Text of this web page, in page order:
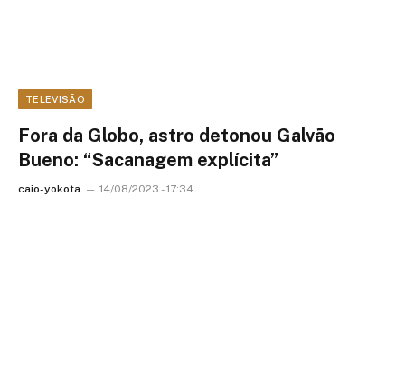
TELEVISÃO
Fora da Globo, astro detonou Galvão
Bueno: “Sacanagem explícita”
caio-yokota 14/08/2023 - 17:34